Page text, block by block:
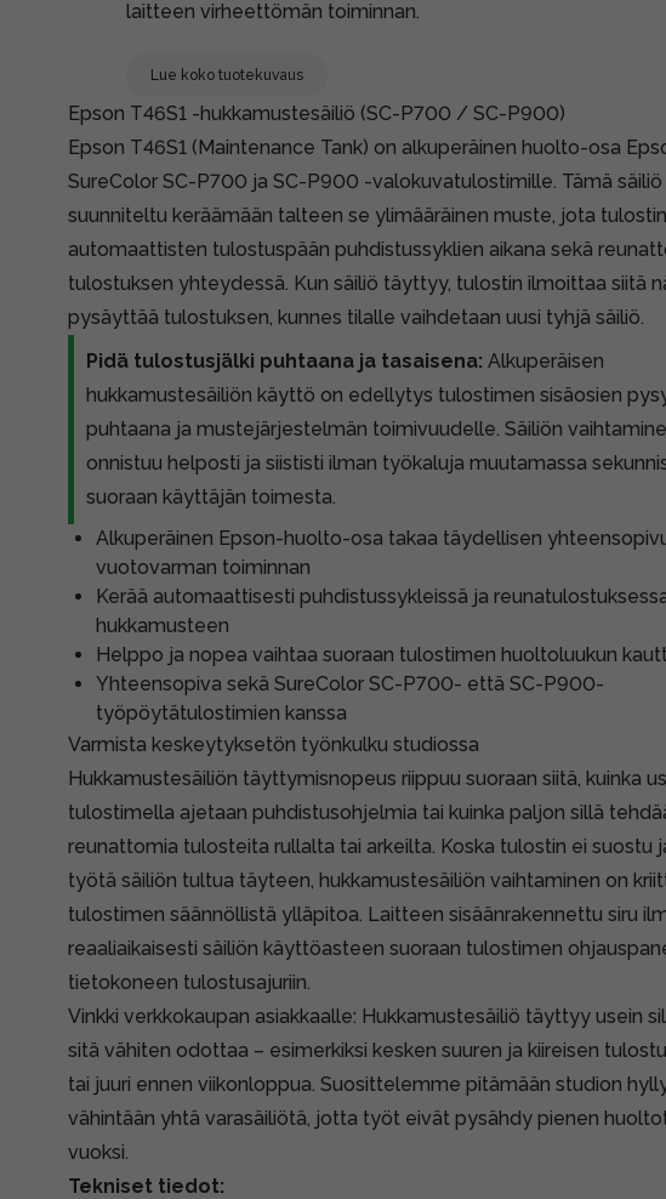
laitteen virheettömän toiminnan.
Lue koko tuotekuvaus
Epson T46S1 -hukkamustesäiliö (SC-P700 / SC-P900)
Epson T46S1 (Maintenance Tank) on alkuperäinen huolto-osa
SureColor SC-P700 ja SC-P900 -valokuvatulostimille. Tämä säiliö
suunniteltu keräämään talteen se ylimääräinen muste, jota
automaattisten tulostuspään puhdistussyklien aikana sekä
tulostuksen yhteydessä. Kun säiliö täyttyy, tulostin ilmoittaa siitä
pysäyttää tulostuksen, kunnes tilalle vaihdetaan uusi tyhjä säiliö.
Pidä tulostusjälki puhtaana ja tasaisena: Alkuperäisen
hukkamustesäiliön käyttö on edellytys tulostimen sisäosien
puhtaana ja mustejärjestelmän toimivuudelle. Säiliön
onnistuu helposti ja siististi ilman työkaluja muutamassa
suoraan käyttäjän toimesta.
Alkuperäinen Epson-huolto-osa takaa täydellisen
vuotovarman toiminnan
Kerää automaattisesti puhdistussykleissä ja
hukkamusteen
Helppo ja nopea vaihtaa suoraan tulostimen huoltoluukun
Yhteensopiva sekä SureColor SC-P700- että SC-P900-
työpöytätulostimien kanssa
Varmista keskeytyksetön työnkulku studiossa
Hukkamustesäiliön täyttymisnopeus riippuu suoraan siitä, kuinka
tulostimella ajetaan puhdistusohjelmia tai kuinka paljon sillä
reunattomia tulosteita rullalta tai arkeilta. Koska tulostin ei suostu
työtä säiliön tultua täyteen, hukkamustesäiliön vaihtaminen on
tulostimen säännöllistä ylläpitoa. Laitteen sisäänrakennettu siru
reaaliaikaisesti säiliön käyttöasteen suoraan tulostimen
tietokoneen tulostusajuriin.
Vinkki verkkokaupan asiakkaalle: Hukkamustesäiliö täyttyy usein
sitä vähiten odottaa – esimerkiksi kesken suuren ja kiireisen
tai juuri ennen viikonloppua. Suosittelemme pitämään studion
vähintään yhtä varasäiliötä, jotta työt eivät pysähdy pienen
vuoksi.
Tekniset tiedot: